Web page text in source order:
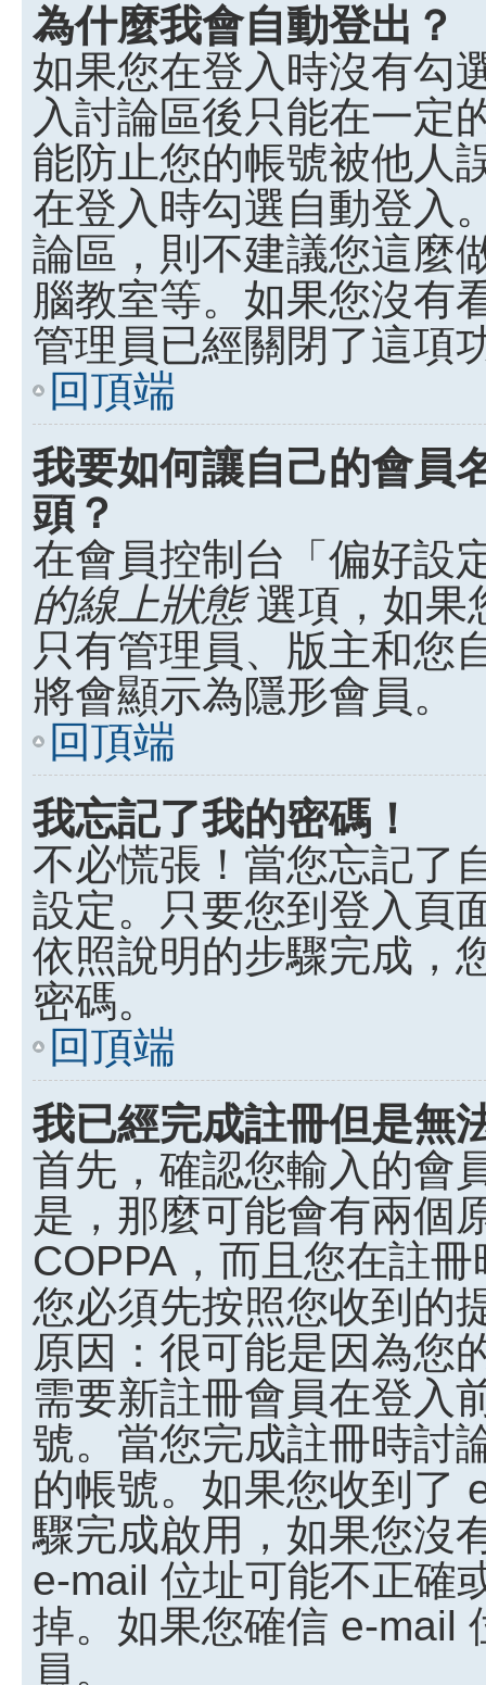
為什麼我會自動登出？
如果您在登入時沒有勾
入討論區後只能在一定
能防止您的帳號被他人
在登入時勾選自動登入
論區，則不建議您這麼
腦教室等。如果您沒有
管理員已經關閉了這項
回頂端
我要如何讓自己的會員
頭？
在會員控制台「偏好設
的線上狀態選項，如果
只有管理員、版主和您
將會顯示為隱形會員。
回頂端
我忘記了我的密碼！
不必慌張！當您忘記了
設定。只要您到登入頁
依照說明的步驟完成，
密碼。
回頂端
我已經完成註冊但是無
首先，確認您輸入的會
是，那麼可能會有兩個
COPPA，而且您在註
您必須先按照您收到的
原因：很可能是因為您
需要新註冊會員在登入
號。當您完成註冊時討
的帳號。如果您收到了
驟完成啟用，如果您沒
e-mail 位址可能不正確
掉。如果您確信 e-mail
員。